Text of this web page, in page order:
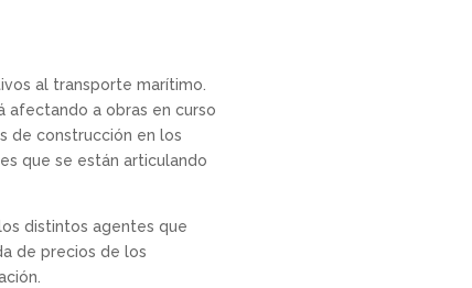
al transporte marítimo.
afectando a obras en curso
de construcción en los
que se están articulando
distintos agentes que
de precios de los